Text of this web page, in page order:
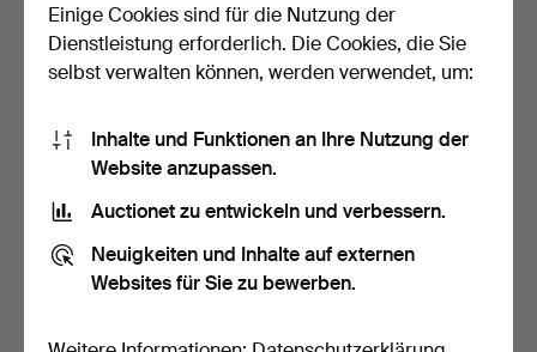
NINTENDO, 8-Bit und
16-Bit, Entertainment …
2 Tage
232 USD
Ausgewähltes
LAPTOP, MSI, Katana A15.
5 Tage
496 USD
Einige Cookies sind für die Nutzung der
Dienstleistung erforderlich. Die Cookies, die Sie
selbst verwalten können, werden verwendet, um:
Inhalte und Funktionen an Ihre Nutzung der
Website anzupassen.
Auctionet zu entwickeln und verbessern.
Neuigkeiten und Inhalte auf externen
Websites für Sie zu bewerben.